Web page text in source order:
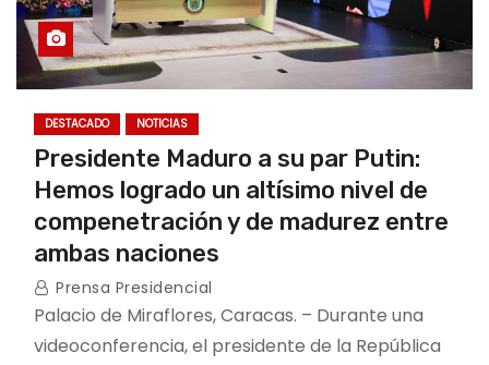
DESTACADO NOTICIAS
Presidente Maduro a su par Putin:
Hemos logrado un altísimo nivel de
compenetración y de madurez entre
ambas naciones
Prensa Presidencial
Palacio de Miraflores, Caracas. – Durante una
videoconferencia, el presidente de la República